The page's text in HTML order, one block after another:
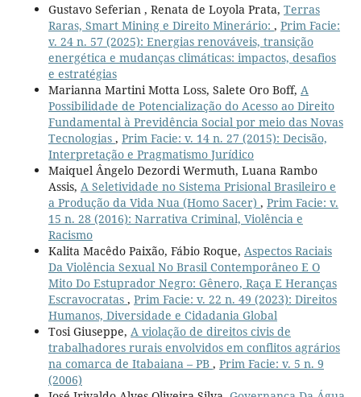
Gustavo Seferian , Renata de Loyola Prata, Terras
Raras, Smart Mining e Direito Minerário: , Prim Facie:
v. 24 n. 57 (2025): Energias renováveis, transição
energética e mudanças climáticas: impactos, desafios
e estratégias
Marianna Martini Motta Loss, Salete Oro Boff, A
Possibilidade de Potencialização do Acesso ao Direito
Fundamental à Previdência Social por meio das Novas
Tecnologias , Prim Facie: v. 14 n. 27 (2015): Decisão,
Interpretação e Pragmatismo Jurídico
Maiquel Ângelo Dezordi Wermuth, Luana Rambo
Assis, A Seletividade no Sistema Prisional Brasileiro e
a Produção da Vida Nua (Homo Sacer) , Prim Facie: v.
15 n. 28 (2016): Narrativa Criminal, Violência e
Racismo
Kalita Macêdo Paixão, Fábio Roque, Aspectos Raciais
Da Violência Sexual No Brasil Contemporâneo E O
Mito Do Estuprador Negro: Gênero, Raça E Heranças
Escravocratas , Prim Facie: v. 22 n. 49 (2023): Direitos
Humanos, Diversidade e Cidadania Global
Tosi Giuseppe, A violação de direitos civis de
trabalhadores rurais envolvidos em conflitos agrários
na comarca de Itabaiana – PB , Prim Facie: v. 5 n. 9
(2006)